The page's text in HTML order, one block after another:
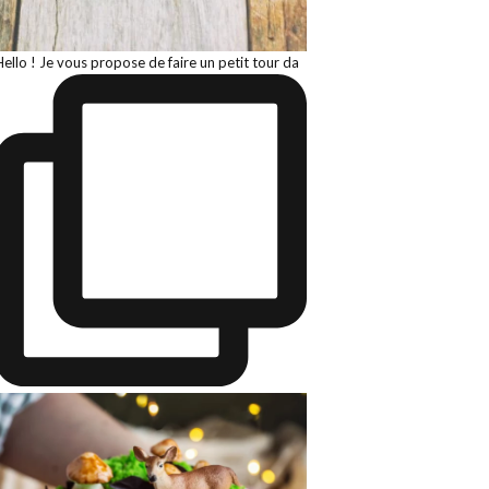
! Je vous propose de faire un petit tour da